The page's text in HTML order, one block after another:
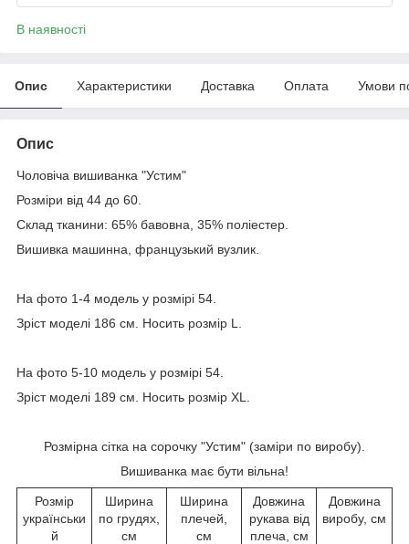
В наявності
Опис Характеристики Доставка Оплата Умови
Опис
Чоловіча вишиванка "Устим"
Розміри від 44 до 60.
Склад тканини: 65% бавовна, 35% поліестер.
Вишивка машинна, французький вузлик.
На фото 1-4 модель у розмірі 54.
Зріст моделі 186 см. Носить розмір L.
На фото 5-10 модель у розмірі 54.
Зріст моделі 189 см. Носить розмір XL.
Розмірна сітка на сорочку "Устим" (заміри по виробу).
Вишиванка має бути вільна!
Розмір
українськи
й
Ширина
по грудях,
см
Ширина
плечей,
см
Довжина
рукава від
плеча, см
Довжина
виробу, см